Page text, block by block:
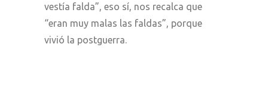
vestía falda”, eso sí, nos recalca que
“eran muy malas las faldas”, porque
vivió la postguerra.